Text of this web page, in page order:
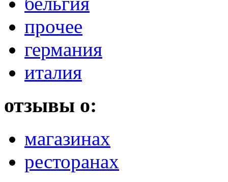
прочее
германия
италия
отзывы о:
магазинах
ресторанах